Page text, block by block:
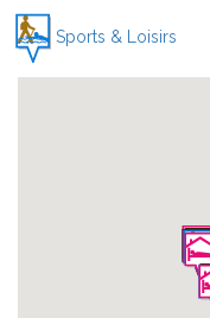
Sports & Loisirs